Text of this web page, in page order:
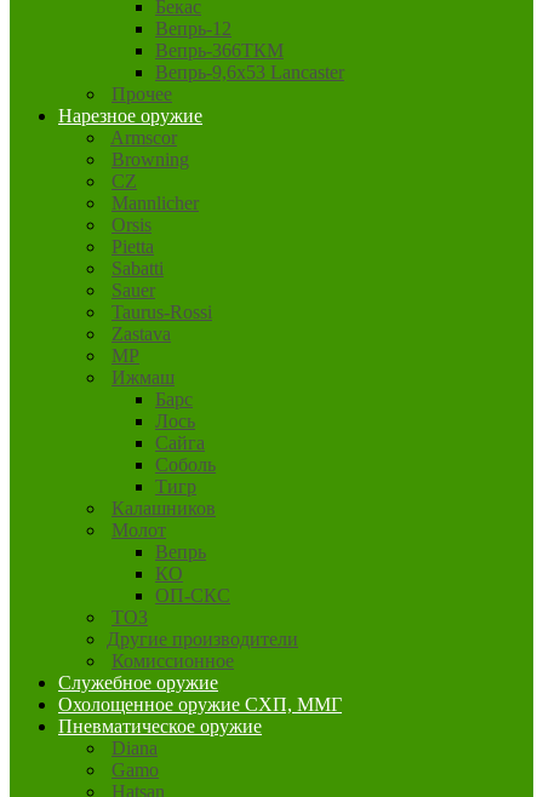
Бекас
Вепрь-12
Вепрь-366ТКМ
Вепрь-9,6х53 Lancaster
Прочее
Нарезное оружие
Armscor
Browning
CZ
Mannlicher
Orsis
Pietta
Sabatti
Sauer
Taurus-Rossi
Zastava
MP
Ижмаш
Барс
Лось
Сайга
Соболь
Тигр
Калашников
Молот
Вепрь
КО
ОП-СКС
ТОЗ
Другие производители
Комиссионное
Служебное оружие
Охолощенное оружие СХП, ММГ
Пневматическое оружие
Diana
Gamo
Hatsan